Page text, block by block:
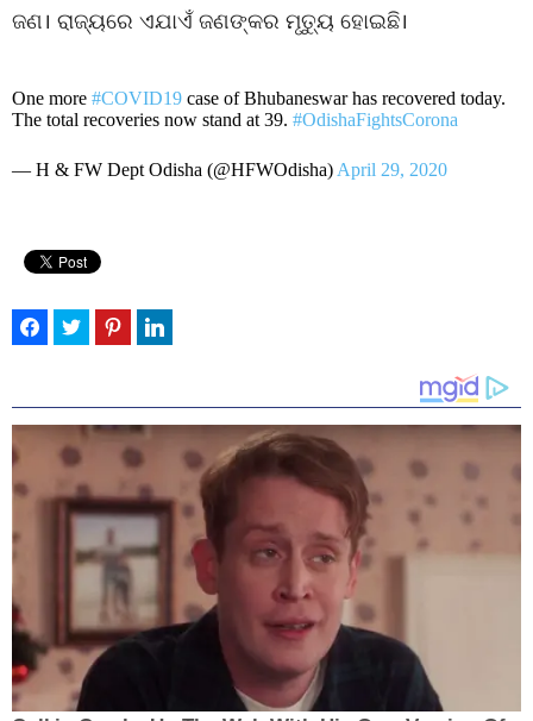
ଜଣ। ରାଜ୍ୟରେ ଏଯାଏଁ ଜଣଙ୍କର ମୃତ୍ୟୁ ହୋଇଛି।
One more #COVID19 case of Bhubaneswar has recovered today.
The total recoveries now stand at 39. #OdishaFightsCorona
— H & FW Dept Odisha (@HFWOdisha) April 29, 2020